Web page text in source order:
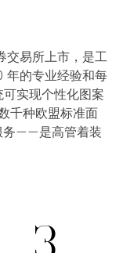
交易所上市，是工
年的专业经验和每
实现个性化图案
千种欧盟标准面
务——是高管着装
3